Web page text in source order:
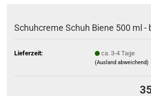
Schuhcreme Schuh Biene 500 ml -
Lieferzeit: ca. 3-4 Tage
(Ausland abweichend)